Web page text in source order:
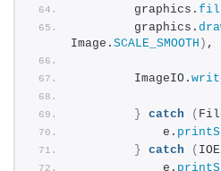
        graphics.
        graphics.
Image. SCALE_SMOOTH ) ,
        ImageIO.
} catch (
            e.
} catch (
            e.